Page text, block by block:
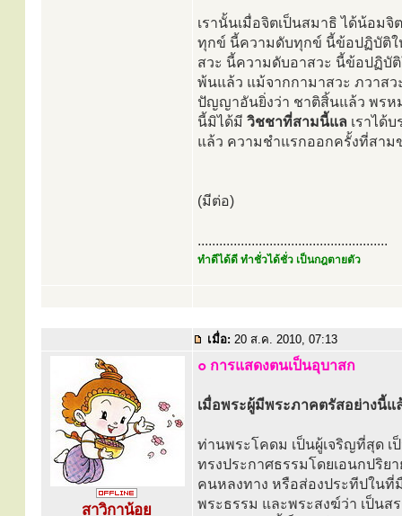
เรานั้นเมื่อจิตเป็นสมาธิ ได้น้อม
ทุกข์ นี้ความดับทุกข์ นี้ข้อปฏิบัติใ
สวะ นี้ความดับอาสวะ นี้ข้อปฏิบัติ
พ้นแล้ว แม้จากกามาสวะ ภวาส
ปัญญาอันยิ่งว่า ชาติสิ้นแล้ว พรห
นี้มิได้มี วิชชาที่สามนี้แล เราได้
แล้ว ความชำแรกออกครั้งที่สาม
(มีต่อ)
.....................................................
ทำดีได้ดี ทำชั่วได้ชั่ว เป็นกฎตายตัว
เมื่อ: 20 ส.ค. 2010, 07:13
สาวิกาน้อย
๐ การแสดงตนเป็นอุบาสก
เมื่อพระผู้มีพระภาคตรัสอย่างนี้
ท่านพระโคดม เป็นผู้เจริญที่สุด เ
ทรงประกาศธรรมโดยเอนกปริย
คนหลงทาง หรือส่องประทีปในที่
พระธรรม และพระสงฆ์ว่า เป็นส